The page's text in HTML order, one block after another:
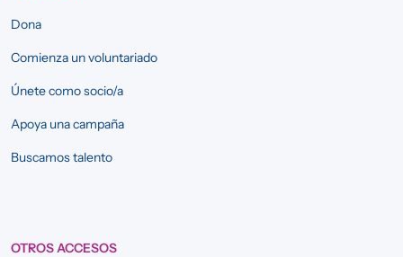
Dona
Comienza un voluntariado
Únete como socio/a
Apoya una campaña
Buscamos talento
OTROS ACCESOS